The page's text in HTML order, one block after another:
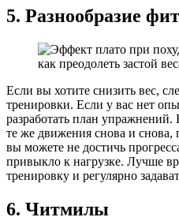
5. Разнообразие
Если вы хотите снизить вес,
тренировки. Если у вас нет
разработать план
те же движения снова и снова,
вы можете не достичь
привыкло к нагрузке. Лучше
тренировку и регулярно
6. Читмилы